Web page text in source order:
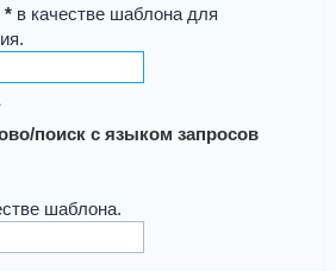
* в качестве шаблона для
поиск с языком запросов
шаблона.